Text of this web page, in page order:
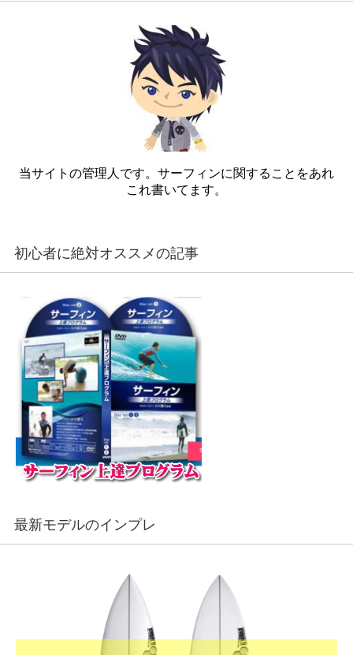
当サイトの管理人です。サーフィンに関することをあれ
これ書いてます。
初心者に絶対オススメの記事
最新モデルのインプレ